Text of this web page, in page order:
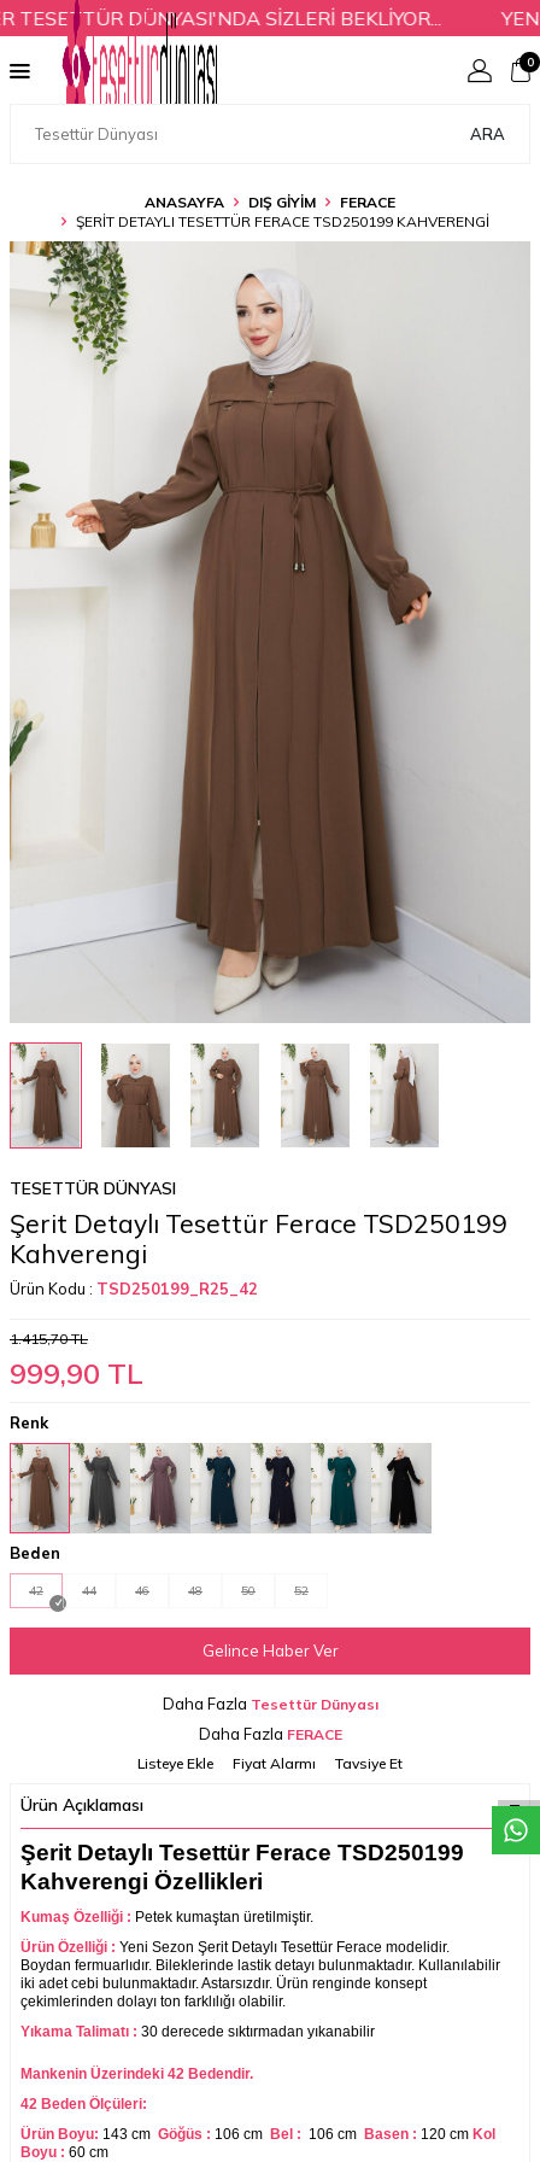
DÜNYASI'NDA SİZLERİ BEKLİYOR...
ARA
0
ANASAYFA DIŞ GİYİM
FERACE
ŞERIT DETAYLI TESETTÜR FERACE TSD250199 KAHVERENGI
TESETTÜR DÜNYASI
Şerit Detaylı Tesettür Ferace TSD250199
Kahverengi
Ürün Kodu : TSD250199_R25_42
1.415,70TL
999,90 TL
Renk
Beden
42 44 46 48 50 52
Gelince Haber Ver
Daha Fazla Tesettür Dünyası
Daha Fazla FERACE
Listeye Ekle
Fiyat Alarmı Tavsiye Et
Ürün Açıklaması
Şerit Detaylı Tesettür Ferace TSD250199
Kahverengi Özellikleri
Kumaş Özelliği : Petek kumaştan üretilmiştir.
Ürün Özelliği : Yeni Sezon Şerit Detaylı Tesettür Ferace modelidir.
Boydan fermuarlıdır. Bileklerinde lastik detayı bulunmaktadır. Kullanılabilir
iki adet cebi bulunmaktadır. Astarsızdır. Ürün renginde konsept
çekimlerinden dolayı ton farklılığı olabilir.
Yıkama Talimatı : 30 derecede sıktırmadan yıkanabilir
Mankenin Üzerindeki 42 Bedendir.
42 Beden Ölçüleri:
Ürün Boyu: 143 cm Göğüs : 106 cm Bel : 106 cm Basen : 120 cm Kol
Boyu : 60 cm